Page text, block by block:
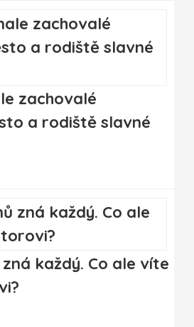
zachovalé
a rodiště slavné
každý. Co ale víte